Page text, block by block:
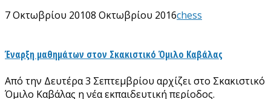
7 Οκτωβρίου 20108 Οκτωβρίου 2016chess
Έναρξη μαθημάτων στον Σκακιστικό Όμιλο Καβάλας
Από την Δευτέρα 3 Σεπτεμβρίου αρχίζει στο Σκακιστικό
Όμιλο Καβάλας η νέα εκπαιδευτική περίοδος.